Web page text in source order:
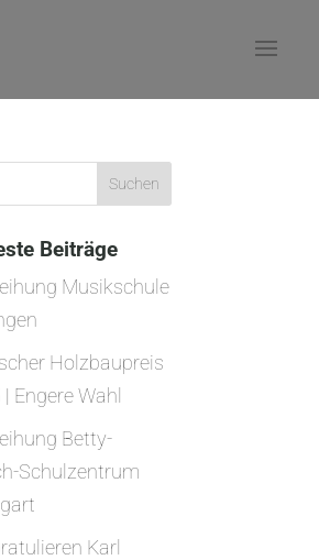
Beiträge
Musikschule
Holzbaupreis
Engere Wahl
Betty-
Schulzentrum
Karl